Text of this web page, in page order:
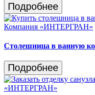
Подробнее
Столешница в ванную
Подробнее